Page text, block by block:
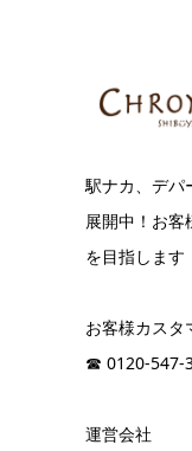
駅ナカ、デパ
展開中！お客
を目指します
お客様カスタ
☎︎ 0120-547-
運営会社